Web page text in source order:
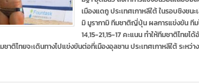
เมืองแดกู ประเทศเกาหลีใต้ ในรอบชิงช
มิ มูรากามิ ทีมชาติญี่ปุ่น ผลการแข่งขัน ที
14,15-21,15-17 คะแนน ทำให้ทีมชาติไทย
าติไทยจะเดินทางไปแข่งขันต่อที่เมืองอุลซาน ประเทศเกาหลีใต้ ระหว่